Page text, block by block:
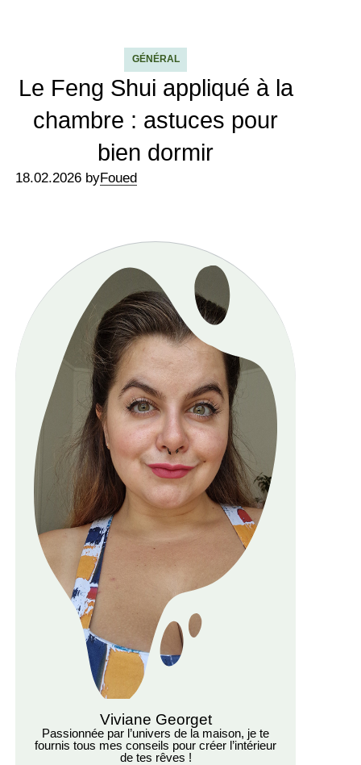
GÉNÉRAL
Le Feng Shui appliqué à la
chambre : astuces pour
bien dormir
18.02.2026 byFoued
Viviane Georget
Passionnée par l’univers de la maison, je te
fournis tous mes conseils pour créer l’intérieur
de tes rêves !